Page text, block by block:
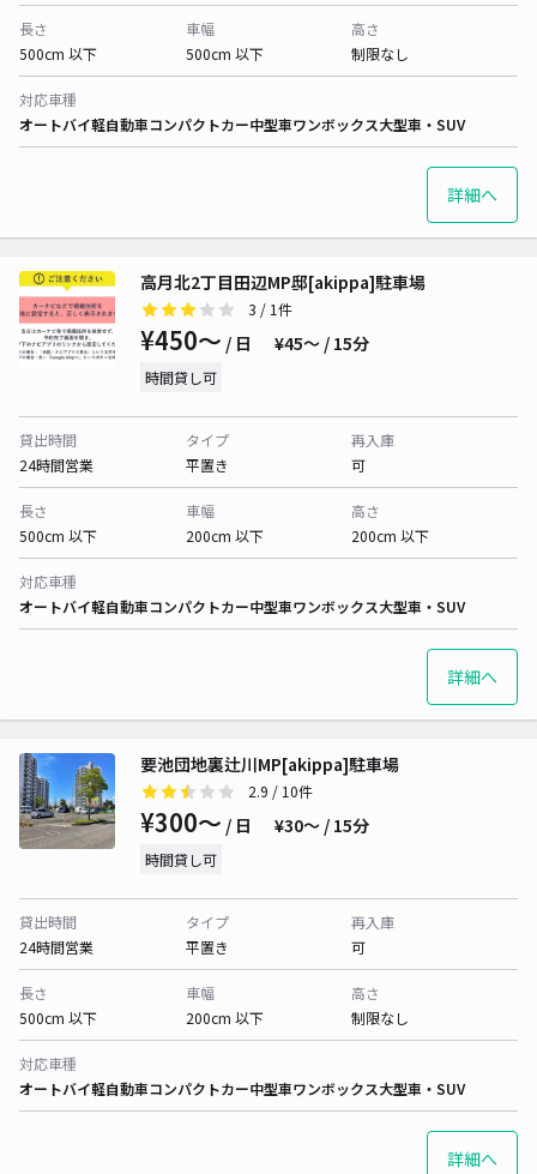
長さ
500cm 以下
車幅
500cm 以下
高さ
制限なし
対応車種
オートバイ軽自動車コンパクトカー中型車ワンボックス大型車・SUV
詳細へ
高月北2丁目田辺MP邸[akippa]駐車場
3 / 1件
¥450〜 / 日 ¥45〜 / 15分
時間貸し可
貸出時間
24時間営業
タイプ
平置き
再入庫
可
長さ
500cm 以下
車幅
200cm 以下
高さ
200cm 以下
対応車種
オートバイ軽自動車コンパクトカー中型車ワンボックス大型車・SUV
詳細へ
要池団地裏辻川MP[akippa]駐車場
2.9 / 10件
¥300〜 / 日 ¥30〜 / 15分
時間貸し可
貸出時間
24時間営業
タイプ
平置き
再入庫
可
長さ
500cm 以下
車幅
200cm 以下
高さ
制限なし
対応車種
オートバイ軽自動車コンパクトカー中型車ワンボックス大型車・SUV
詳細へ